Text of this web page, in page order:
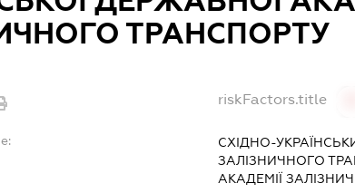
ТРАНСПОРТУ
riskFactors.title
СХІДНО-
ЗАЛІЗНИЧНОГО
АКАДЕМІЇ